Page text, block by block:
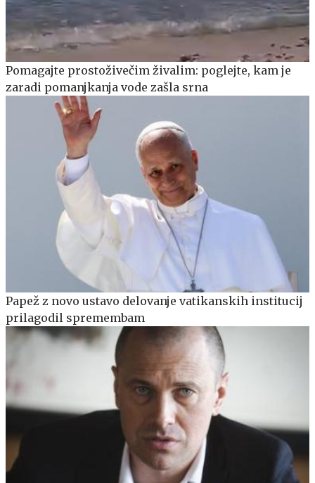
Pomagajte prostoživečim živalim: poglejte, kam je
zaradi pomanjkanja vode zašla srna
Papež z novo ustavo delovanje vatikanskih institucij
prilagodil spremembam